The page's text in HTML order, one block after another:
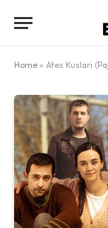
Home » Ates Kuslari